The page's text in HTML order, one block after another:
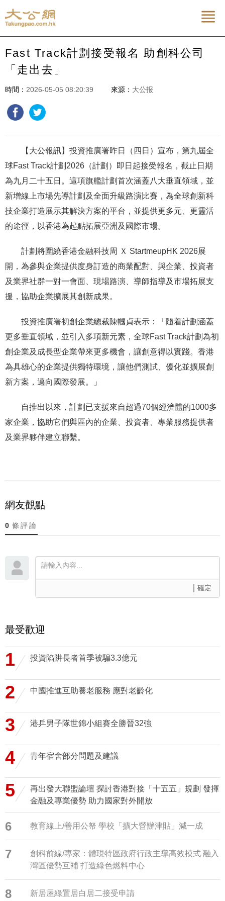
 
Fast Track計劃接受報名 助創科公司
「走出去」
時間： 2026-05-05 08:20:39 來源： 大公报
【大公報訊】投資推廣署昨日（四日）宣布，第九屆全
球Fast Track計劃2026（計劃）即日起接受報名，截止日期
為九月二十五日。這項旗艦計劃首次涵蓋八大垂直領域，並
新增線上市場先導計劃及全面升級路演比賽，為全球創新科
技企業打造展示其解決方案的平台，並提供更多元、更靈活
的途徑，以香港為起點拓展亞洲及國際市場。
計劃將圍繞香港金融科技周 Ｘ StartmeupHK 2026展
開，為參與企業提供度身訂造的商業配對、與企業、投資者
及業界社群一對一會面、現場路演、導師指導及市場拓展支
援，協助企業擴展其創新成果。
投資推廣署初創企業總裁陳幗貞表示：「隨着計劃涵蓋
更多垂直領域，並引入多項新元素，全球Fast Track計劃為初
創企業及成長型企業帶來更多機會，讓創意得以實踐。香港
為具雄心的企業提供獨特環境，讓他們測試、優化並擴展創
新方案，邁向國際發展。」
自推出以來，計劃已支援來自超過70個經濟體的1000多
家企業，協助它們與區內的企業、投資者、專業服務提供者
及業界夥伴建立聯繫。
網友觀點
0 條評論
確定
最受歡迎
1 投資陷阱長者首季被騙3.3億元
2 中國推進互助養老服務 應對老齡化
3 港乒男子隊世錦小組賽全勝晉32強
4 青年宿舍部分問題及建議
5
再出發大聯盟論壇 探討香港對接「十五五」規劃 發揮
金融及專業優勢 助力國家對外開放
6 教育線上/善用公帑 學校「擴大營辦津貼」減一成
7
創科前線/專家：體現特區政府行政主導高效模式 融入
灣區優勢互補 打造綠色燃料中心
8 新居屋綠置居白居二接受申請